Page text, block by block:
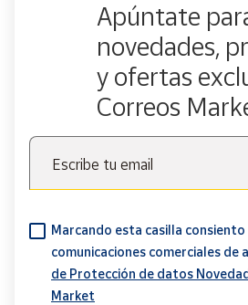
Apúntate
novedades,
y ofertas
Correos
Escribe tu email
Marcando esta casilla consiento
comunicaciones comerciales de
de Protección de datos
Market